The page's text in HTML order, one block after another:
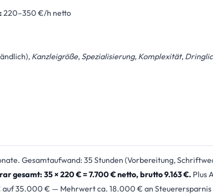
220–350 €/h netto
Kanzleigröße, Spezialisierung, Komplexität,
Gesamtaufwand: 35 Stunden (Vorbereitung,
gesamt: 35 × 220 € = 7.700 € netto, brutto 9.163 €. Plus
35.000 € — Mehrwert ca. 18.000 € an